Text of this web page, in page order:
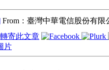
From：臺灣中華電信股份有限